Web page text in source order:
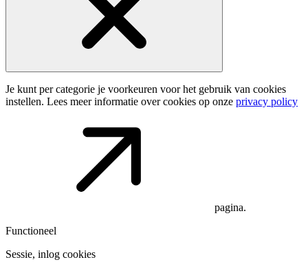
Je kunt per categorie je voorkeuren voor het gebruik van cookies
instellen. Lees meer informatie over cookies op onze privacy policy
pagina.
Functioneel
Sessie, inlog cookies